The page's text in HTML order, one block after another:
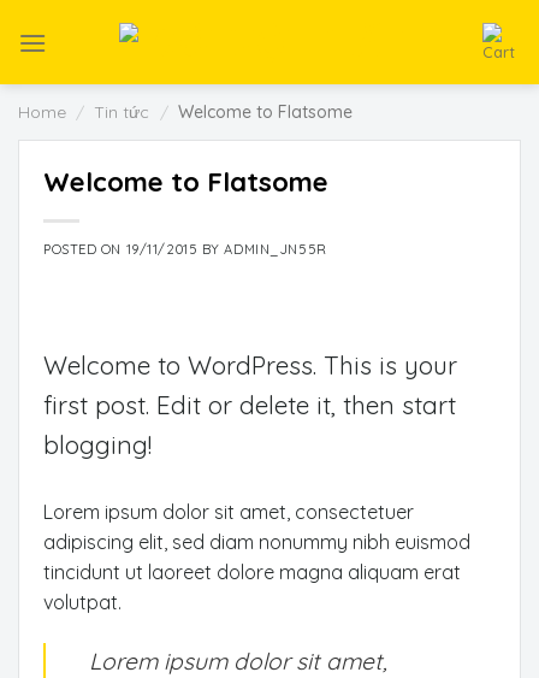
Home / Tin tức / Welcome to Flatsome
Welcome to Flatsome
POSTED ON 19/11/2015 BYADMIN_JN55R
Welcome to WordPress. This is your
first post. Edit or delete it, then start
blogging!
Lorem ipsum dolor sit amet, consectetuer
adipiscing elit, sed diam nonummy nibh euismod
tincidunt ut laoreet dolore magna aliquam erat
volutpat.
Lorem ipsum dolor sit amet,